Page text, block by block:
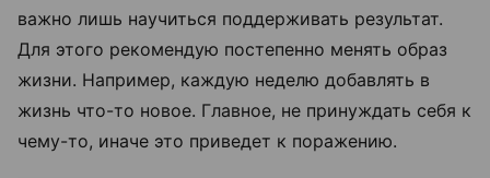
важно лишь научиться поддерживать результат.
Для этого рекомендую постепенно менять образ
жизни. Например, каждую неделю добавлять в
жизнь что-то новое. Главное, не принуждать себя к
чему-то, иначе это приведет к поражению.